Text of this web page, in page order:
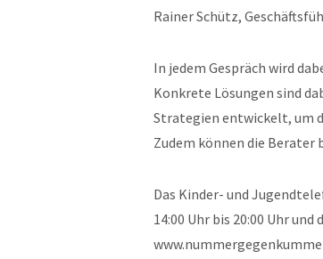
Rainer Schütz,
In jedem Gespräch wird
Konkrete Lösungen sind
Strategien entwickelt, um
Zudem können die
Das Kinder- und
14:00 Uhr bis 20:00 Uhr